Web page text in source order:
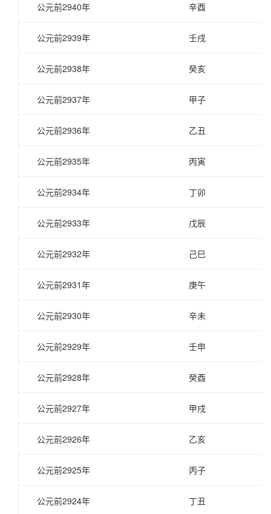
公元前2940年 辛酉
公元前2939年 壬戌
公元前2938年 癸亥
公元前2937年 甲子
公元前2936年 乙丑
公元前2935年 丙寅
公元前2934年 丁卯
公元前2933年 戊辰
公元前2932年 己巳
公元前2931年 庚午
公元前2930年 辛未
公元前2929年 壬申
公元前2928年 癸酉
公元前2927年 甲戌
公元前2926年 乙亥
公元前2925年 丙子
公元前2924年 丁丑